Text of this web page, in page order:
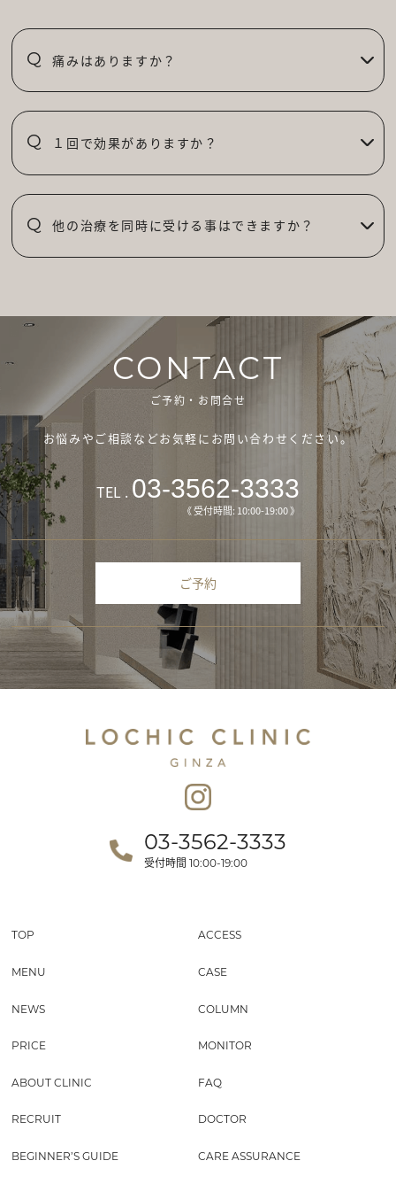
Q 痛みはありますか？
Q １回で効果がありますか？
Q 他の治療を同時に受ける事はできますか？
CONTACT
ご予約・お問合せ
お悩みやご相談などお気軽にお問い合わせください。
TEL . 03-3562-3333
《 受付時間: 10:00-19:00 》
ご予約
03-3562-3333
受付時間 10:00-19:00
TOP ACCESS
MENU CASE
NEWS COLUMN
PRICE MONITOR
ABOUT CLINIC FAQ
RECRUIT DOCTOR
BEGINNER’S GUIDE CARE ASSURANCE